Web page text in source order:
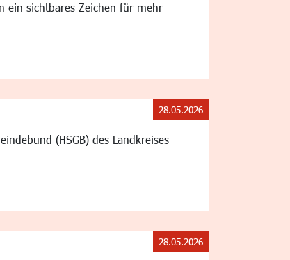
ein sichtbares Zeichen für mehr
(HSGB) des Landkreises
28.05.2026
28.05.2026